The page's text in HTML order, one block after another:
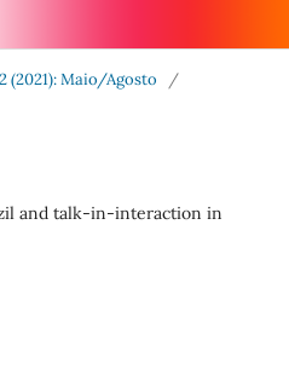
(2021): Maio/Agosto
/
and talk-in-interaction in